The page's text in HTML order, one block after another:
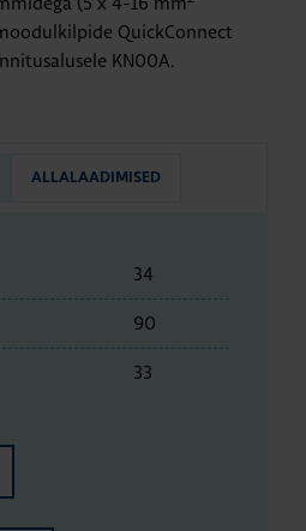
QuickConnect
KN00A.
ALLALAADIMISED
34
90
33